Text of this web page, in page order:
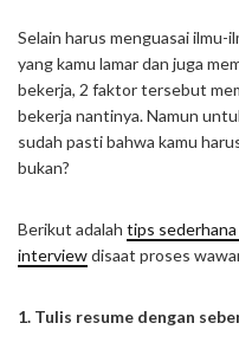
Selain harus menguasai
yang kamu lamar dan juga
bekerja, 2 faktor tersebut
bekerja nantinya. Namun
sudah pasti bahwa kamu
bukan?
Berikut adalah tips
interviewdisaat proses
1. Tulis resume dengan